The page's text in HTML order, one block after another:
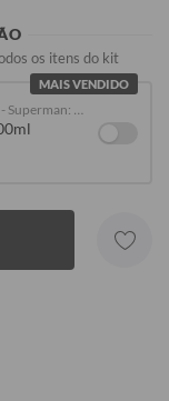
os itens do kit
MAIS VENDIDO